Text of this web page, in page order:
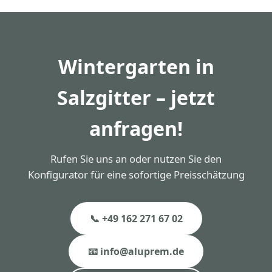
in Salzgitter sind auf eine Lebensdauer von 40+
Wintergarten in
Salzgitter – jetzt
anfragen!
Rufen Sie uns an oder nutzen Sie den
Konfigurator für eine sofortige Preisschätzung
📞 +49 162 271 67 02
📧 info@aluprem.de